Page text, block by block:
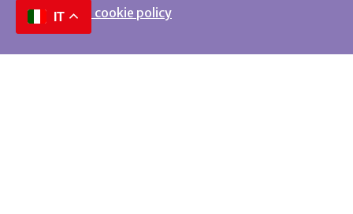
Privacy e cookie policy
IT